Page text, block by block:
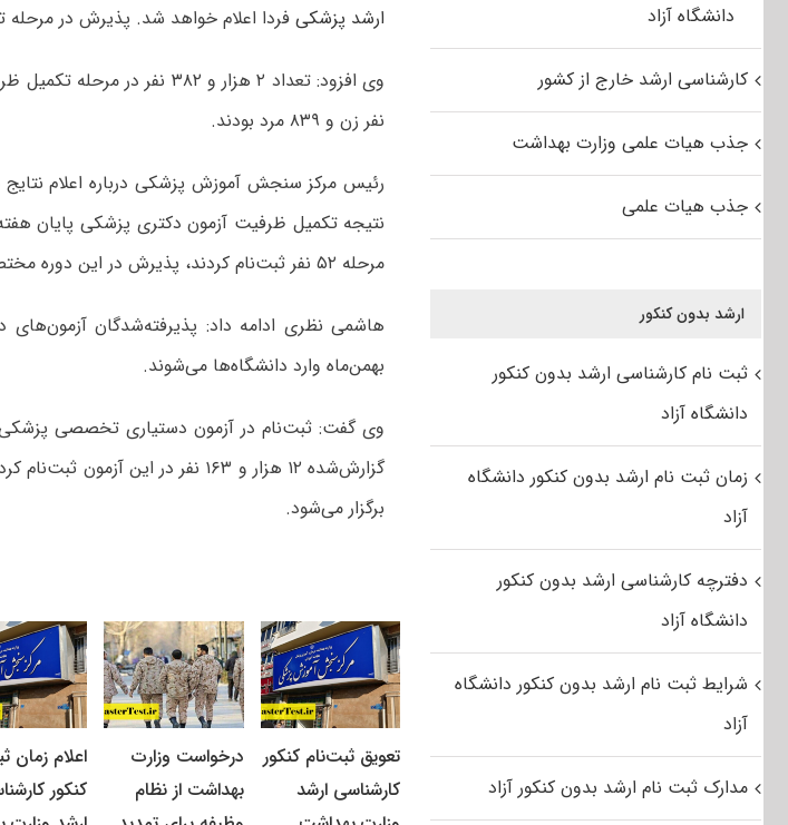
ارشد پزشکیفردا اعلام خواهد شد. پذیرش در
نفر زن و ۸۳۹ مرد بودند.
رئیس مرکز سنجش آموزش پزشکی درباره اعلام
نتیجه تکمیل ظرفیت آزمون دکتری پزشکی پایان
مرحله ۵۲ نفر ثبت‌نام کردند، پذیرش در این دوره مختص رشته‌های شهریه‌پرداز است.
هاشمی نظری ادامه داد: پذیرفته‌شدگان
بهمن‌ماه وارد دانشگاه‌ها می‌شوند.
وی گفت: ثبت‌نام در آزمون دستیاری تخصصی پزشکی
برگزار می‌شود.
تعویق ثبت‌نام کنکور
کارشناسی ارشد
درخواست وزارت
بهداشت از نظام
اعلام زمان
کنکور
دانشگاه آزاد
کارشناسی ارشد خارج از کشور
جذب هیات علمی وزارت بهداشت
جذب هیات علمی
ارشد بدون کنکور
ثبت نام کارشناسی ارشد بدون کنکور
دانشگاه آزاد
زمان ثبت نام ارشد بدون کنکور دانشگاه
آزاد
دفترچه کارشناسی ارشد بدون کنکور
دانشگاه آزاد
شرایط ثبت نام ارشد بدون کنکور دانشگاه
آزاد
مدارک ثبت نام ارشد بدون کنکور آزاد